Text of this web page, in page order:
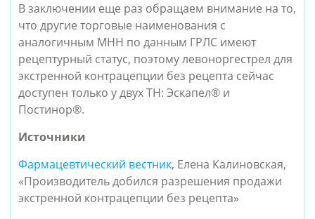
В заключении еще раз обращаем внимание на то,
что другие торговые наименования с
аналогичным МНН по данным ГРЛС имеют
рецептурный статус, поэтому левоноргестрел для
экстренной контрацепции без рецепта сейчас
доступен только у двух ТН: Эскапел® и
Постинор®.
Источники
Фармацевтический вестник, Елена Калиновская,
«Производитель добился разрешения продажи
экстренной контрацепции без рецепта»